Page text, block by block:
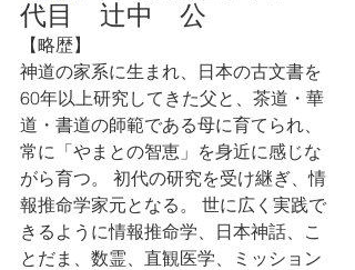
代目　辻中　公
【略歴】
神道の家系に生まれ、日本の古文書を
60年以上研究してきた父と、茶道・華
道・書道の師範である母に育てられ、
常に「やまとの智恵」を身近に感じな
がら育つ。 初代の研究を受け継ぎ、情
報推命学家元となる。 世に広く実践で
きるように情報推命学、日本神話、こ
とだま、数霊、直観医学、ミッション